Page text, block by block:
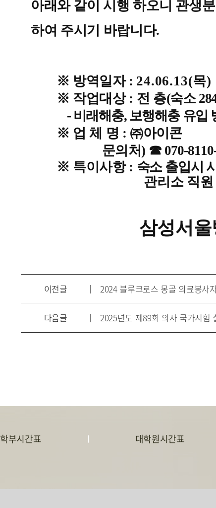
아래와 같이 시행 하오니 관생
하여 주시기 바랍니다.
※ 방역일자 : 24.06.13(목)
※ 작업대상 : 전 층(숙소
- 비래해충, 보행해충 유입
※ 업 체 명 : ㈜아이콘
문의처) ☎ 070-
※ 특이사항 : 숙소 출입시
관리소 직
삼성서
이전글 2024 블루크로스 몽골 의료봉사
다음글 2025년도 제89회 의사 국가시험
학부시간표 대학원시간표